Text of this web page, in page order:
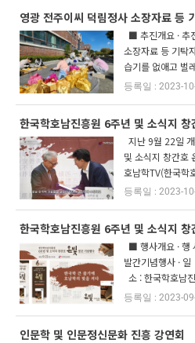
영광 전주이씨 덕림정사 소장자료 등
■ 추진개요 · 추
소장자료 등 기탁
습기를 없애고 벌
쐐이고 바람에 말
2023-
한국학호남진흥원 6주년 및 소식지
지난 9월 22일
및 소식지 창간호
호남학TV(한국학
게시하였으니 많
2023-
한국학호남진흥원 6주년 및 소식지
■ 행사개요 · 행
발간기념행사 ·
소 : 한국학호남
2023-
인문학 및 인문정신문화 진흥 강연회